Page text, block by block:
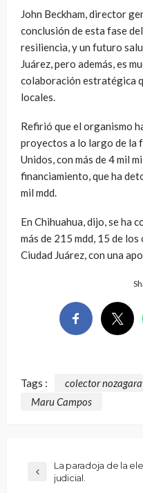
John Beckham, director
conclusión de esta fase
resiliencia, y un futuro
Juárez, pero además, es
colaboración estratégica
locales.
Refirió que el organismo
proyectos a lo largo de
Unidos, con más de 4 mil
financiamiento, que ha
mil mdd.
En Chihuahua, dijo, se ha
más de 215 mdd, 15 de
Ciudad Juárez, con una
Tags : colector
Maru Campos
La paradoja de la
judicial.